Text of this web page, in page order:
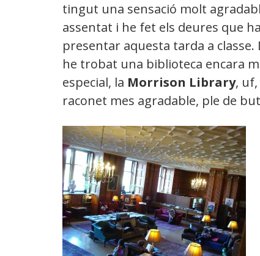
tingut una sensació molt
assentat i he fet els deures que
presentar aquesta tarda a classe.
he trobat una biblioteca encara
especial, la Morrison Library,
raconet mes agradable, ple de